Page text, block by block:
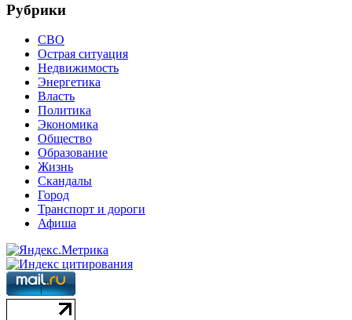
Рубрики
СВО
Острая ситуация
Недвижимость
Энергетика
Власть
Политика
Экономика
Общество
Образование
Жизнь
Скандалы
Город
Транспорт и дороги
Афиша